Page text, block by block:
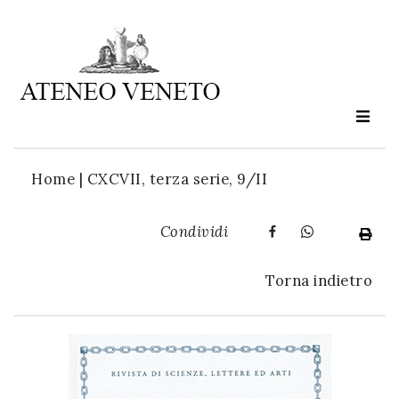
Home | CXCVII, terza serie, 9/II
Condividi
Torna indietro
Ateneo
è
cultura